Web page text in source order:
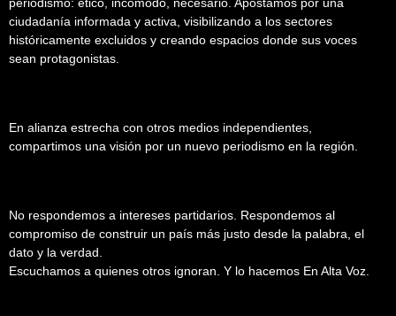
ciudadanía informada y activa, visibilizando a los sectores
históricamente excluidos y creando espacios donde sus voces
sean protagonistas.
En alianza estrecha con otros medios independientes,
compartimos una visión por un nuevo periodismo en la región.
No respondemos a intereses partidarios. Respondemos al
compromiso de construir un país más justo desde la palabra, el
dato y la verdad.
Escuchamos a quienes otros ignoran. Y lo hacemos En Alta Voz.